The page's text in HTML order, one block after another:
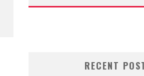
RECENT